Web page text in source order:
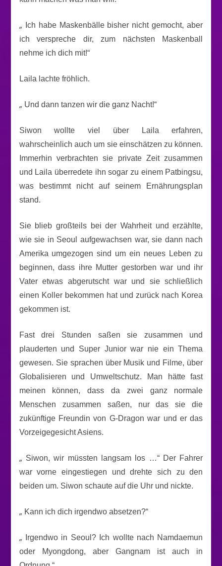
„ Ich habe Maskenbälle bisher nicht gemocht, aber
ich verspreche dir, zum nächsten Maskenball
nehme ich dich mit!“
Laila lachte fröhlich.
„ Und dann tanzen wir die ganz Nacht!“
Siwon wollte viel über Laila erfahren,
wahrscheinlich auch um sie einschätzen zu können.
Immerhin verbrachten sie private Zeit zusammen
und Laila überredete ihn sogar zu einem Patbingsu,
was bestimmt nicht auf seinem Ernährungsplan
stand.
Sie blieb großteils bei der Wahrheit und erzählte,
wie sie in Seoul aufgewachsen war, sie dann nach
Amerika umgezogen sind um ein neues Leben zu
beginnen, dass ihre Mutter gestorben war und ihr
Vater etwas abgerutscht war und sie schließlich
einen Koller bekommen hat und zurück nach Korea
gekommen ist.
Fast drei Stunden saßen sie zusammen und
plauderten und Super Junior war nie ein Thema
gewesen. Sie sprachen über Musik und Filme, über
Globalisieren und Umweltschutz. Man hätte fast
meinen können, dass da zwei ganz normale
Menschen zusammen saßen, nur das sie die
zukünftige Freundin von G-Dragon war und er das
Vorzeigegesicht Asiens.
„ Siwon, wir müssten langsam los …“ Der Fahrer
war vorne eingestiegen und drehte sich zu den
beiden um. Siwon schaute auf die Uhr und nickte.
„ Kann ich dich irgendwo absetzen?“
„ Irgendwo in Seoul? Ich wollte nach Namdaemun
oder Myongdong, aber Gangnam ist auch in